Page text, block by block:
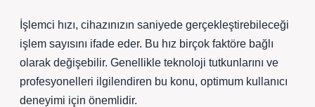
İşlemci hızı, cihazınızın saniyede gerçekleştirebileceği
işlem sayısını ifade eder. Bu hız birçok faktöre bağlı
olarak değişebilir. Genellikle teknoloji tutkunlarını ve
profesyonelleri ilgilendiren bu konu, optimum kullanıcı
deneyimi için önemlidir.